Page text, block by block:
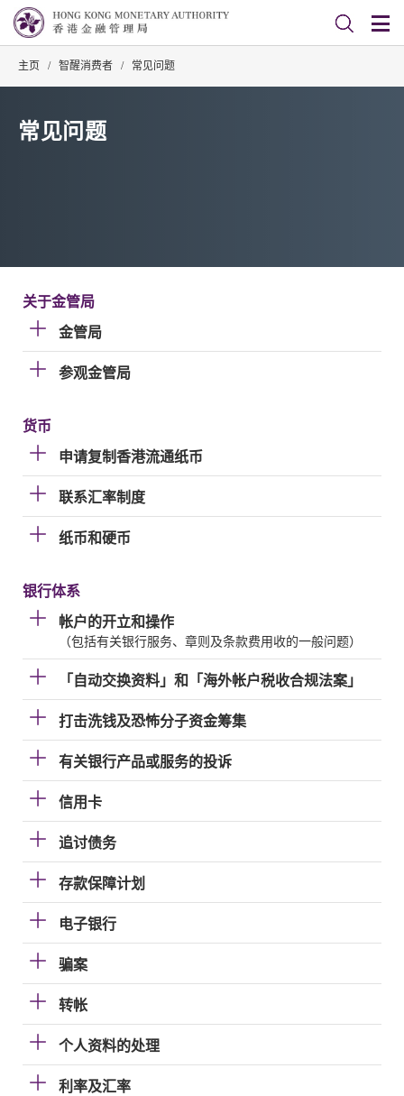
主页 / 智醒消费者 / 常见问题
常见问题
关于金管局
金管局
参观金管局
货币
申请复制香港流通纸币
联系汇率制度
纸币和硬币
银行体系
帐户的开立和操作
（包括有关银行服务、章则及条款费用收的一般问题）
「自动交换资料」和「海外帐户税收合规法案」
打击洗钱及恐怖分子资金筹集
有关银行产品或服务的投诉
信用卡
追讨债务
存款保障计划
电子银行
骗案
转帐
个人资料的处理
利率及汇率